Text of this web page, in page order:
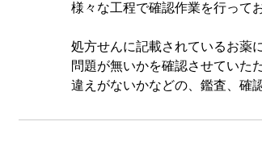
様々な工程で確認作業を行って
処方せんに記載されているお薬
問題が無いかを確認させていた
違えがないかなどの、鑑査、確